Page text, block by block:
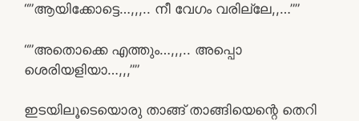
“”ആയിക്കോട്ടെ…,,,.. നീ വേഗം വരില്ലേ,,…””
“”അതൊക്കെ എത്തും…,,,.. അപ്പൊ
ശെരിയളിയാ…,,,””
ഇടയിലൂടെയൊരു താങ്ങ് താങ്ങിയെന്റെ തെറി